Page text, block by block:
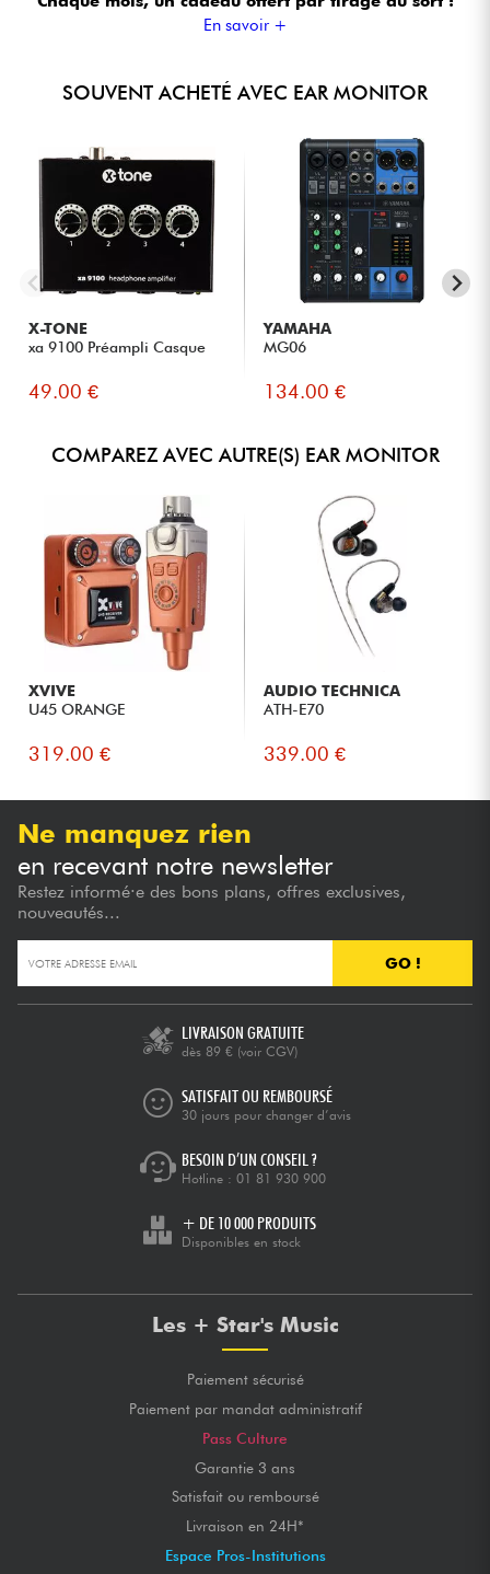
En savoir +
SOUVENT ACHETÉ AVEC EAR MONITOR
X-TONE
xa 9100 Préampli Casque
49.00 €
YAMAHA
MG06
134.00 €
COMPAREZ AVEC AUTRE(S) EAR MONITOR
XVIVE
U45 ORANGE
319.00 €
AUDIO TECHNICA
ATH-E70
339.00 €
Ne manquez rien
en recevant notre newsletter
Restez informé·e des bons plans, offres exclusives,
nouveautés...
GO !
LIVRAISON GRATUITE
dès 89 € (voir CGV)
SATISFAIT OU REMBOURSÉ
30 jours pour changer d’avis
BESOIN D’UN CONSEIL ?
Hotline : 01 81 930 900
+ DE 10 000 PRODUITS
Disponibles en stock
Les + Star's Music
Paiement sécurisé
Paiement par mandat administratif
Pass Culture
Garantie 3 ans
Satisfait ou remboursé
Livraison en 24H*
Espace Pros-Institutions